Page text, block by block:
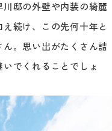
邸の外壁や内装の綺麗
続け、この先何十年と
。思い出がたくさん詰
でくれることでしょ